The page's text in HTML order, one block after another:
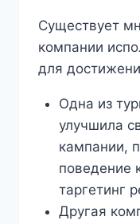
Существует
компании
для
Одна из
улучшила
кампании,
поведение
таргетинг
Другая